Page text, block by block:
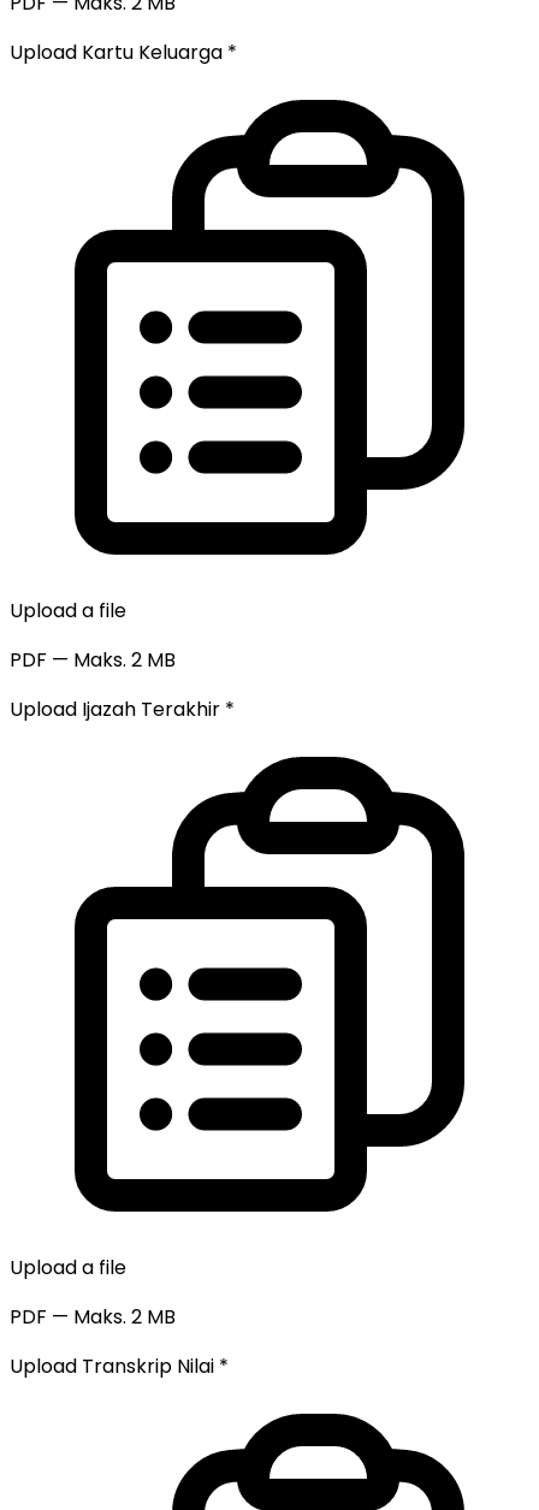
Upload Kartu Keluarga *
Upload a file
PDF — Maks. 2 MB
Upload Ijazah Terakhir *
Upload a file
PDF — Maks. 2 MB
Upload Transkrip Nilai *